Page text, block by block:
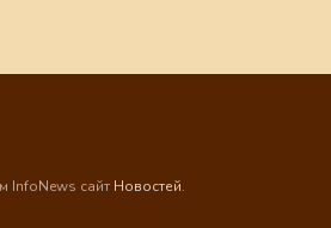
InfoNews сайт Новостей.